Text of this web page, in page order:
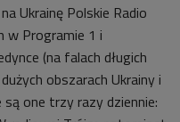
Ukrainę Polskie Radio
w Programie 1 i
(na falach długich
obszarach Ukrainy i
one trzy razy dziennie: